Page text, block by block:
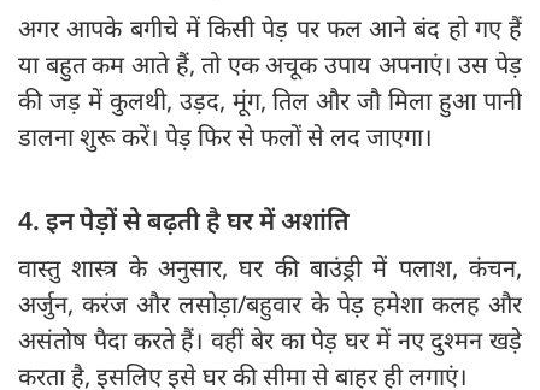
अगर आपके बगीचे में किसी पेड़ पर फल आने बंद हो गए हैं
या बहुत कम आते हैं, तो एक अचूक उपाय अपनाएं। उस पेड़
की जड़ में कुलथी, उड़द, मूंग, तिल और जौ मिला हुआ पानी
डालना शुरू करें। पेड़ फिर से फलों से लद जाएगा।
4. इन पेड़ों से बढ़ती है घर में अशांति
वास्तु शास्त्र के अनुसार, घर की बाउंड्री में पलाश, कंचन,
अर्जुन, करंज और लसोड़ा/बहुवार के पेड़ हमेशा कलह और
असंतोष पैदा करते हैं। वहीं बेर का पेड़ घर में नए दुश्मन खड़े
करता है, इसलिए इसे घर की सीमा से बाहर ही लगाएं।